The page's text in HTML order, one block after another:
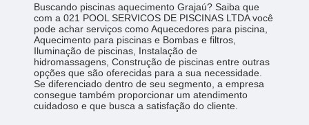
Buscando piscinas aquecimento Grajaú? Saiba que
com a 021 POOL SERVICOS DE PISCINAS LTDA você
pode achar serviços como Aquecedores para piscina,
Aquecimento para piscinas e Bombas e filtros,
Iluminação de piscinas, Instalação de
hidromassagens, Construção de piscinas entre outras
opções que são oferecidas para a sua necessidade.
Se diferenciado dentro de seu segmento, a empresa
consegue também proporcionar um atendimento
cuidadoso e que busca a satisfação do cliente.